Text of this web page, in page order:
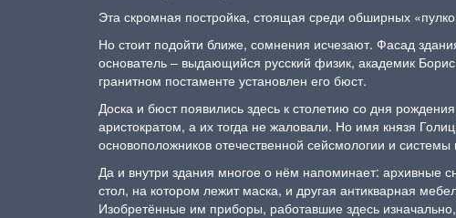
Эта скромная постройка, стоящая среди обширных
Но стоит подойти ближе, сомнения исчезают. Фасад
основатель – выдающийся русский физик, академик
гранитном постаменте установлен его бюст.
Доска и бюст появились здесь к столетию со дня
аристократом, а их тогда не жаловали. Но имя князя
основоположников отечественной сейсмологии и
Да и внутри здания многое о нём напоминает: архивные
стол, на котором лежит маска, и другая антикварная
Изобретённые им приборы, работавшие здесь